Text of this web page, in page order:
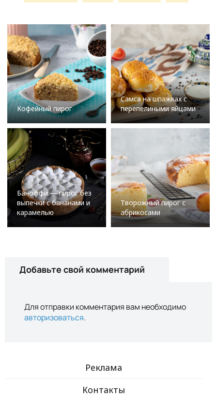
Кофейный пирог
Самса на шпажках с
перепелиными яйцами
Баноффи — пирог без
выпечки с бананами и
карамелью
Творожный пирог с
абрикосами
Добавьте свой комментарий
Для отправки комментария вам необходимо
авторизоваться.
Реклама
Контакты